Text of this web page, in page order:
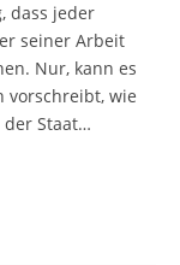
dass jeder
seiner Arbeit
Nur, kann es
vorschreibt, wie
Staat…